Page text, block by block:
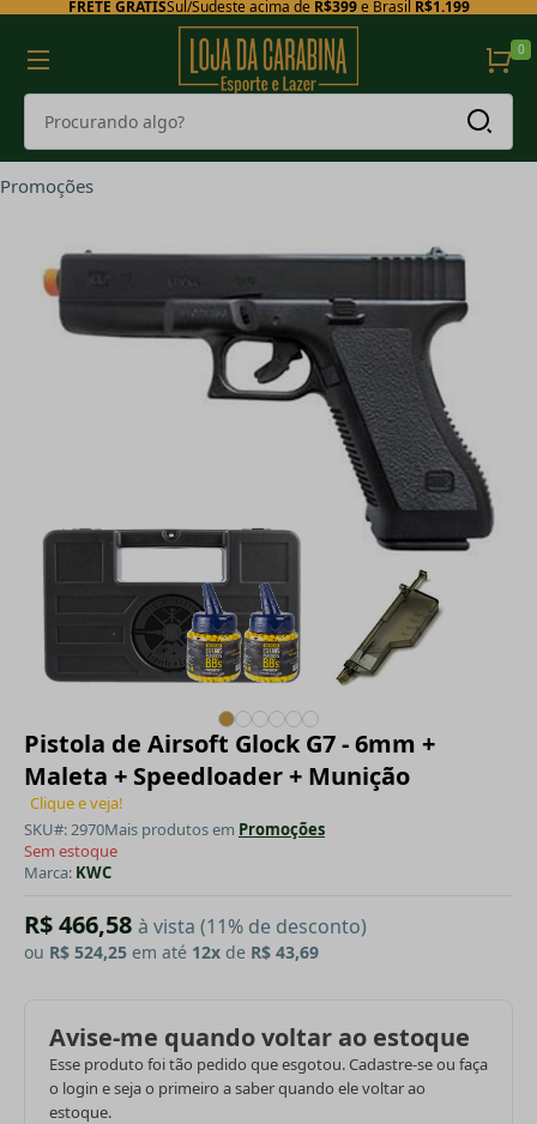
FRETE GRÁTISSul/Sudeste acima de R$399e Brasil R$1.199
0
Promoções
Pistola de Airsoft Glock G7 - 6mm +
Maleta + Speedloader + Munição
Clique e veja!
SKU#: 2970Mais produtos em Promoções
Sem estoque
Marca: KWC
R$ 466,58 à vista (11% de desconto)
ou R$ 524,25 em até 12x de R$ 43,69
Avise-me quando voltar ao estoque
Esse produto foi tão pedido que esgotou. Cadastre-se ou faça
o login e seja o primeiro a saber quando ele voltar ao
estoque.